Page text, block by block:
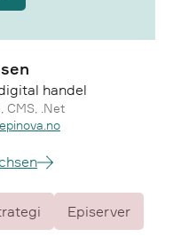
handel
CMS, .Net
Episerver